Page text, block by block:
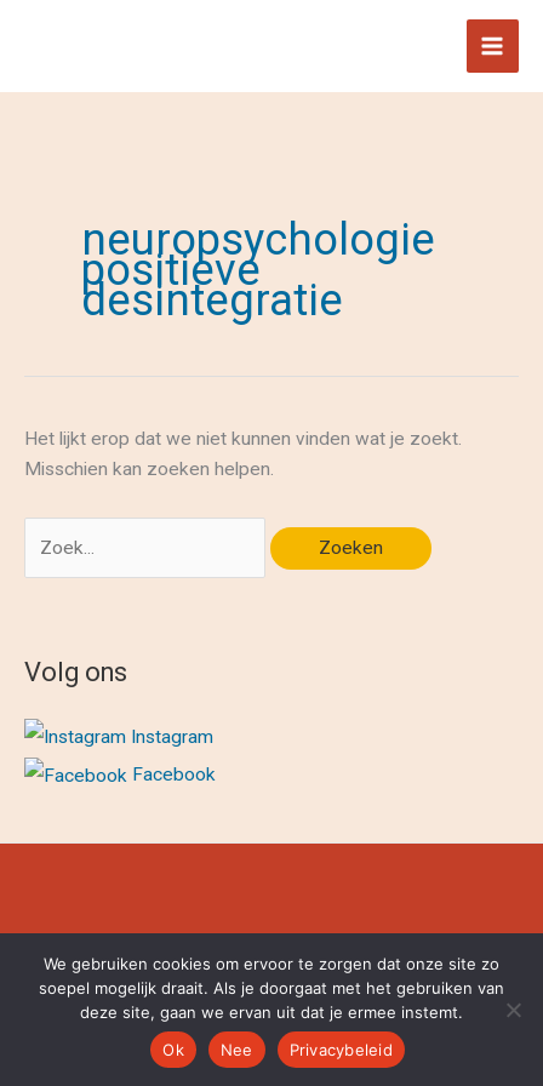
neuropsychologie
positieve
desintegratie
Het lijkt erop dat we niet kunnen vinden wat je zoekt.
Misschien kan zoeken helpen.
naar:
Volg ons
Instagram
Facebook
Copyright © 2026
We gebruiken cookies om ervoor te zorgen dat onze site zo
soepel mogelijk draait. Als je doorgaat met het gebruiken van
deze site, gaan we ervan uit dat je ermee instemt.
Ok
Nee Privacybeleid